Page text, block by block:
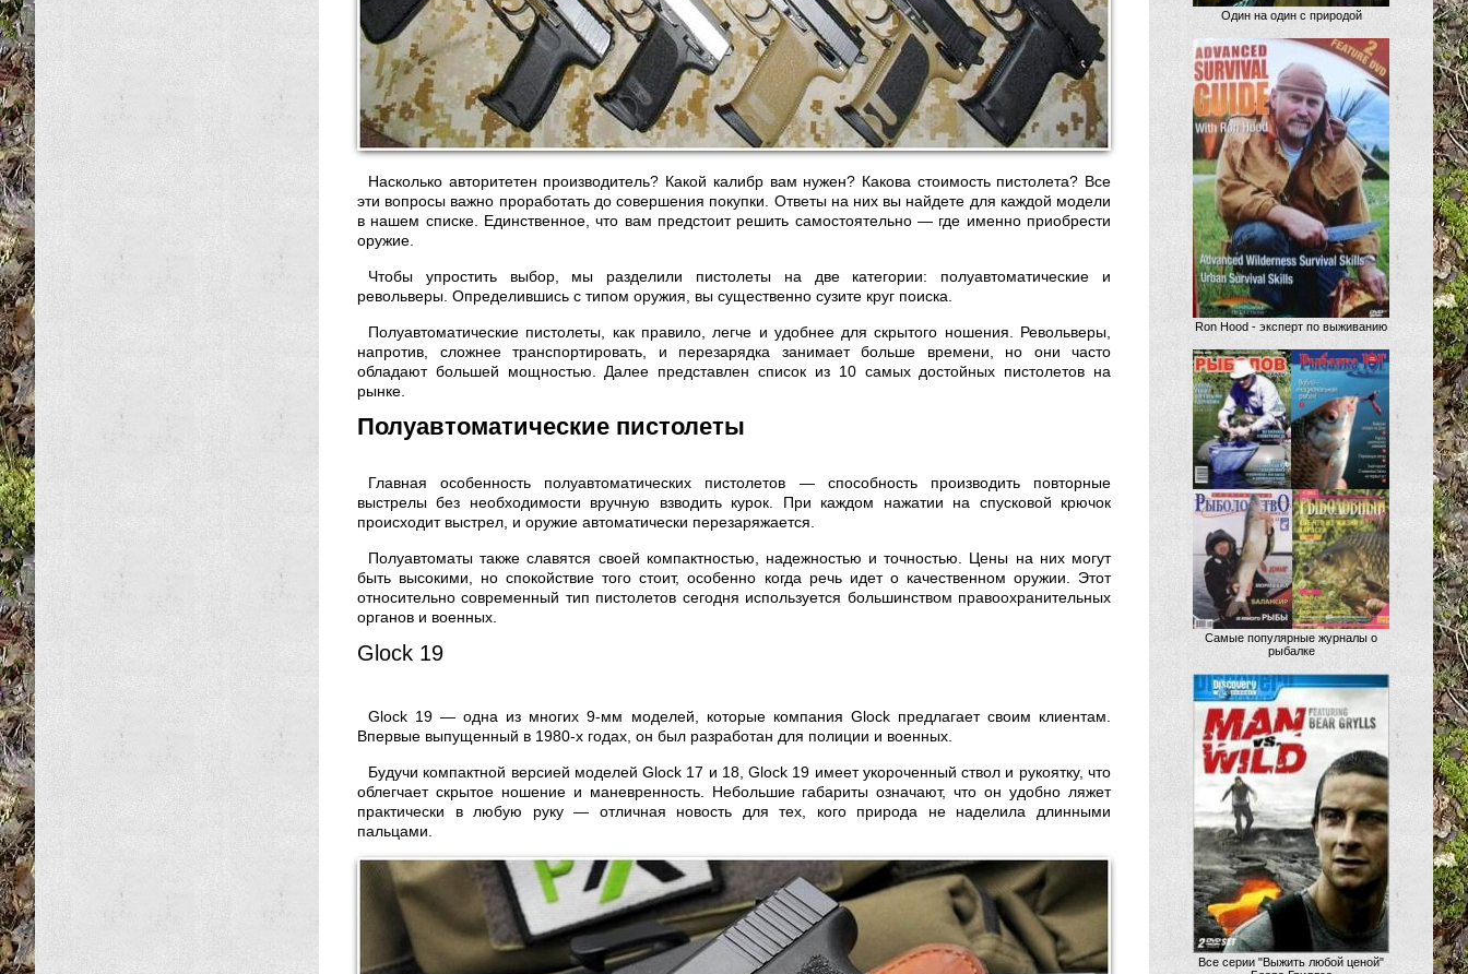
Насколько авторитетен производитель? Какой калибр вам нужен? Какова стоимость пистолета? Все
эти вопросы важно проработать до совершения покупки. Ответы на них вы найдете для каждой модели
в нашем списке. Единственное, что вам предстоит решить самостоятельно — где именно приобрести
оружие.
Чтобы упростить выбор, мы разделили пистолеты на две категории: полуавтоматические и
револьверы. Определившись с типом оружия, вы существенно сузите круг поиска.
Полуавтоматические пистолеты, как правило, легче и удобнее для скрытого ношения. Револьверы,
напротив, сложнее транспортировать, и перезарядка занимает больше времени, но они часто
обладают большей мощностью. Далее представлен список из 10 самых достойных пистолетов на
рынке.
Полуавтоматические пистолеты
Главная особенность полуавтоматических пистолетов — способность производить повторные
выстрелы без необходимости вручную взводить курок. При каждом нажатии на спусковой крючок
происходит выстрел, и оружие автоматически перезаряжается.
Полуавтоматы также славятся своей компактностью, надежностью и точностью. Цены на них могут
быть высокими, но спокойствие того стоит, особенно когда речь идет о качественном оружии. Этот
относительно современный тип пистолетов сегодня используется большинством правоохранительных
органов и военных.
Glock 19
Glock 19 — одна из многих 9-мм моделей, которые компания Glock предлагает своим клиентам.
Впервые выпущенный в 1980-х годах, он был разработан для полиции и военных.
Будучи компактной версией моделей Glock 17 и 18, Glock 19 имеет укороченный ствол и рукоятку, что
облегчает скрытое ношение и маневренность. Небольшие габариты означают, что он удобно ляжет
практически в любую руку — отличная новость для тех, кого природа не наделила длинными
пальцами.
Один на один с природой
Ron Hood - эксперт по выживанию
Самые популярные журналы о
рыбалке
Все серии "Выжить любой ценой"